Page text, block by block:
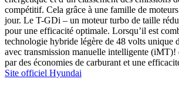
compétitif. Cela grâce à une famille de
jour. Le T-GDi – un moteur turbo de taille
pour une efficacité optimale. Lorsqu’il est
technologie hybride légère de 48 volts unique
avec transmission manuelle intelligente (iMT)!
par des économies de carburant et une
Site officiel Hyundai